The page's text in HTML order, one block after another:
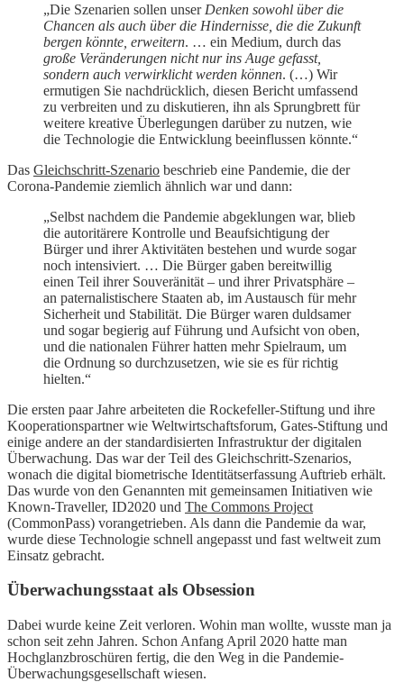
„Die Szenarien sollen unser Denken sowohl über die
Chancen als auch über die Hindernisse, die die Zukunft
bergen könnte, erweitern. … ein Medium, durch das
große Veränderungen nicht nur ins Auge gefasst,
sondern auch verwirklicht werden können. (…) Wir
ermutigen Sie nachdrücklich, diesen Bericht umfassend
zu verbreiten und zu diskutieren, ihn als Sprungbrett für
weitere kreative Überlegungen darüber zu nutzen, wie
die Technologie die Entwicklung beeinflussen könnte.“
Das Gleichschritt-Szenario beschrieb eine Pandemie, die der
Corona-Pandemie ziemlich ähnlich war und dann:
„Selbst nachdem die Pandemie abgeklungen war, blieb
die autoritärere Kontrolle und Beaufsichtigung der
Bürger und ihrer Aktivitäten bestehen und wurde sogar
noch intensiviert. … Die Bürger gaben bereitwillig
einen Teil ihrer Souveränität – und ihrer Privatsphäre –
an paternalistischere Staaten ab, im Austausch für mehr
Sicherheit und Stabilität. Die Bürger waren duldsamer
und sogar begierig auf Führung und Aufsicht von oben,
und die nationalen Führer hatten mehr Spielraum, um
die Ordnung so durchzusetzen, wie sie es für richtig
hielten.“
Die ersten paar Jahre arbeiteten die Rockefeller-Stiftung und ihre
Kooperationspartner wie Weltwirtschaftsforum, Gates-Stiftung und
einige andere an der standardisierten Infrastruktur der digitalen
Überwachung. Das war der Teil des Gleichschritt-Szenarios,
wonach die digital biometrische Identitätserfassung Auftrieb erhält.
Das wurde von den Genannten mit gemeinsamen Initiativen wie
Known-Traveller, ID2020 und The Commons Project
(CommonPass) vorangetrieben. Als dann die Pandemie da war,
wurde diese Technologie schnell angepasst und fast weltweit zum
Einsatz gebracht.
Überwachungsstaat als Obsession
Dabei wurde keine Zeit verloren. Wohin man wollte, wusste man ja
schon seit zehn Jahren. Schon Anfang April 2020 hatte man
Hochglanzbroschüren fertig, die den Weg in die Pandemie-
Überwachungsgesellschaft wiesen.